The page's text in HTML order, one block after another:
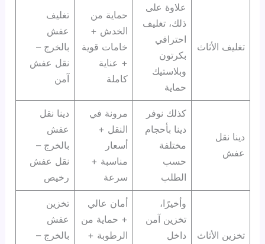
تغليف الأثاث
علاوة على
ذلك، تغليف
احترافي
بكرتون
وبلاستيك
حماية
حماية من
الخدش +
خامات قوية
+ عناية
كاملة
تغليف
عفش
بالخرج –
نقل عفش
آمن
دينا نقل
عفش
كذلك نوفر
دينا بأحجام
مختلفة
حسب
الطلب
مرونة في
النقل +
أسعار
مناسبة +
سرعة
دينا نقل
عفش
بالخرج –
نقل عفش
رخيص
تخزين الأثاث
وأخيرًا،
تخزين آمن
داخل
أمان عالي
+ حماية من
الرطوبة +
تخزين
عفش
بالخرج –